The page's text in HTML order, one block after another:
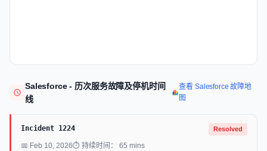
Salesforce - 历次服务故障及停机时间
线
查看 Salesforce 故障地
图
Incident 1224 Resolved
📅 Feb 10, 2026⏱ 持续时间： 65 mins